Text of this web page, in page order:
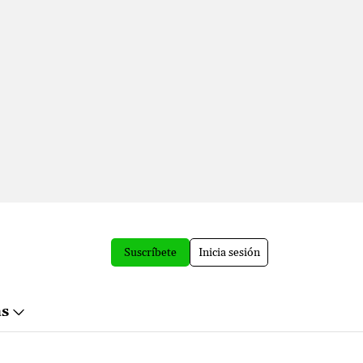
Suscríbete Inicia sesión